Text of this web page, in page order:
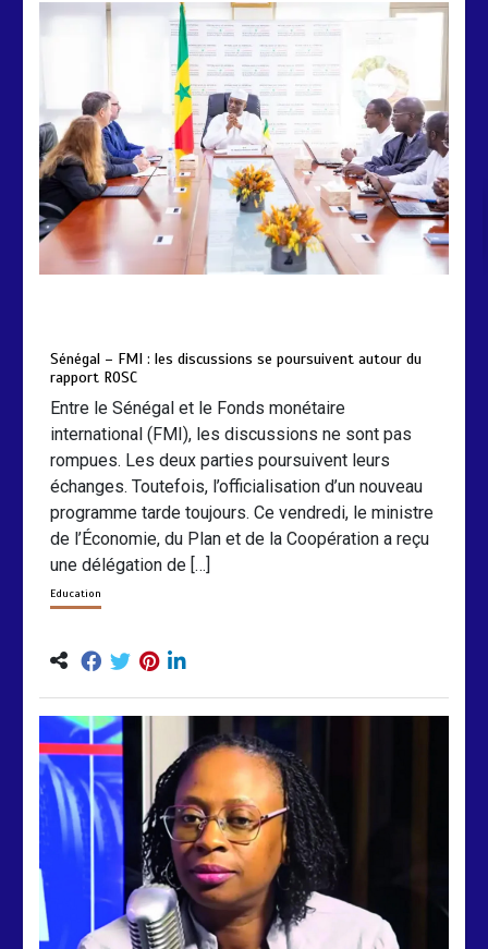
Sénégal – FMI : les discussions se poursuivent autour du
rapport ROSC
Entre le Sénégal et le Fonds monétaire
international (FMI), les discussions ne sont pas
rompues. Les deux parties poursuivent leurs
échanges. Toutefois, l’officialisation d’un nouveau
programme tarde toujours. Ce vendredi, le ministre
de l’Économie, du Plan et de la Coopération a reçu
une délégation de […]
Education